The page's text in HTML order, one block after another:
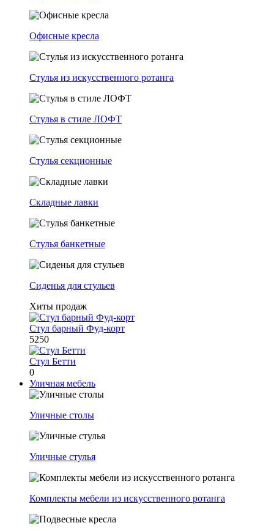
Офисные кресла
Стулья из искусственного ротанга
Стулья в стиле ЛОФТ
Стулья секционные
Складные лавки
Стулья банкетные
Сиденья для стульев
Хиты продаж
Стул барный Фуд-корт
5250
Стул Бетти
0
Уличная мебель
Уличные столы
Уличные стулья
Комплекты мебели из искусственного ротанга